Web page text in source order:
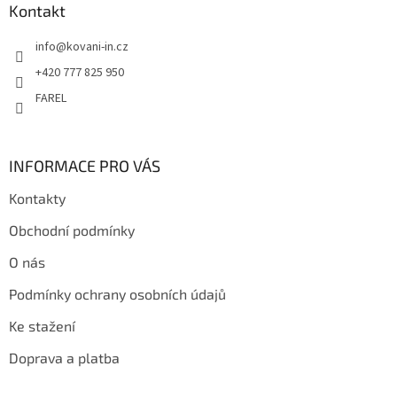
Kontakt
info@kovani-in.cz
+420 777 825 950
FAREL
INFORMACE PRO VÁS
Kontakty
Obchodní podmínky
O nás
Podmínky ochrany osobních údajů
Ke stažení
Doprava a platba